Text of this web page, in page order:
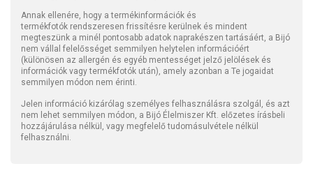
Annak ellenére, hogy a termékinformációk és
termékfotók rendszeresen frissítésre kerülnek és mindent
megteszünk a minél pontosabb adatok naprakészen tartásáért, a Bijó
nem vállal felelősséget semmilyen helytelen információért
(különösen az allergén és egyéb mentességet jelző jelölések és
információk vagy termékfotók után), amely azonban a Te jogaidat
semmilyen módon nem érinti.
Jelen információ kizárólag személyes felhasználásra szolgál, és azt
nem lehet semmilyen módon, a Bijó Élelmiszer Kft. előzetes írásbeli
hozzájárulása nélkül, vagy megfelelő tudomásulvétele nélkül
felhasználni.